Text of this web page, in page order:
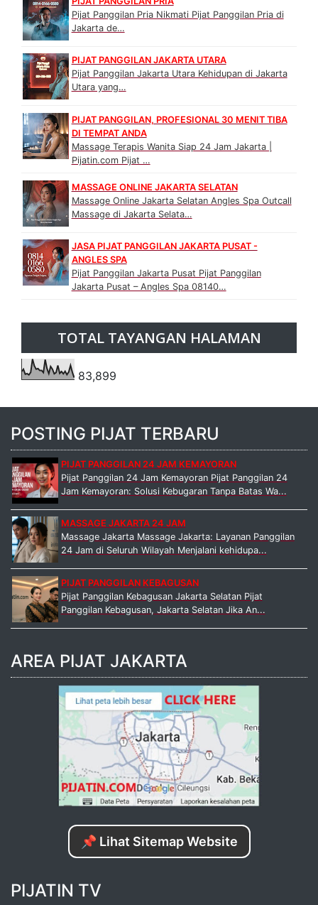
Pijat Panggilan Pria Nikmati Pijat Panggilan Pria di
Jakarta de…
PIJAT PANGGILAN JAKARTA UTARA
Pijat Panggilan Jakarta Utara Kehidupan di Jakarta
Utara yang…
PIJAT PANGGILAN, PROFESIONAL 30 MENIT TIBA
DI TEMPAT ANDA
Massage Terapis Wanita Siap 24 Jam Jakarta |
Pijatin.com Pijat …
MASSAGE ONLINE JAKARTA SELATAN
Massage Online Jakarta Selatan Angles Spa Outcall
Massage di Jakarta Selata…
JASA PIJAT PANGGILAN JAKARTA PUSAT -
ANGLES SPA
Pijat Panggilan Jakarta Pusat Pijat Panggilan
Jakarta Pusat – Angles Spa 08140…
TOTAL TAYANGAN HALAMAN
83,899
POSTING PIJAT TERBARU
PIJAT PANGGILAN 24 JAM KEMAYORAN
Pijat Panggilan 24 Jam Kemayoran Pijat Panggilan 24
Jam Kemayoran: Solusi Kebugaran Tanpa Batas Wa...
MASSAGE JAKARTA 24 JAM
Massage Jakarta Massage Jakarta: Layanan Panggilan
24 Jam di Seluruh Wilayah Menjalani kehidupa...
PIJAT PANGGILAN KEBAGUSAN
Pijat Panggilan Kebagusan Jakarta Selatan Pijat
Panggilan Kebagusan, Jakarta Selatan Jika An...
AREA PIJAT JAKARTA
📌 Lihat Sitemap Website
PIJATIN TV